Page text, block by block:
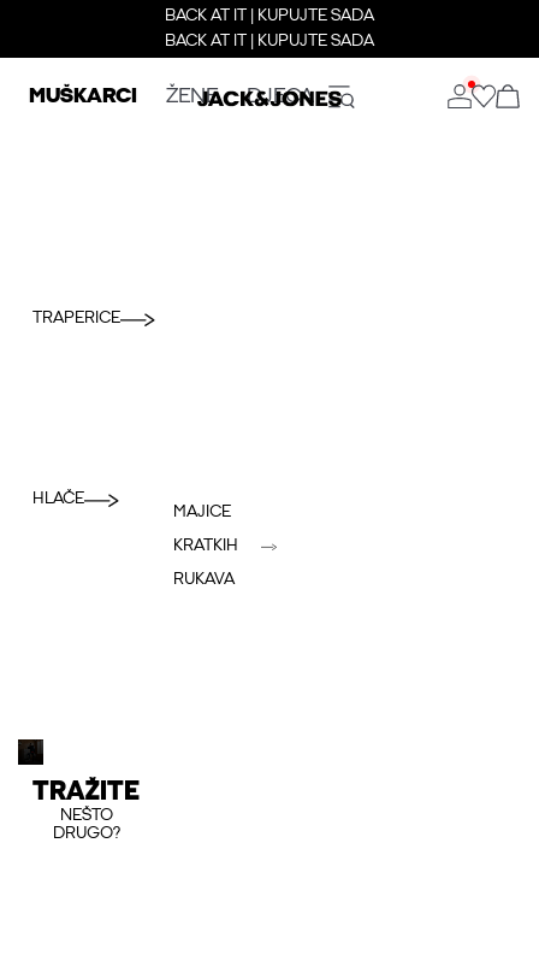
BACK AT IT | KUPUJTE SADA
BACK AT IT | KUPUJTE SADA
MUŠKARCI ŽENE DJECA
TRAPERICE
HLAČE
MAJICE
KRATKIH
RUKAVA
TRAŽITE
NEŠTO
DRUGO?